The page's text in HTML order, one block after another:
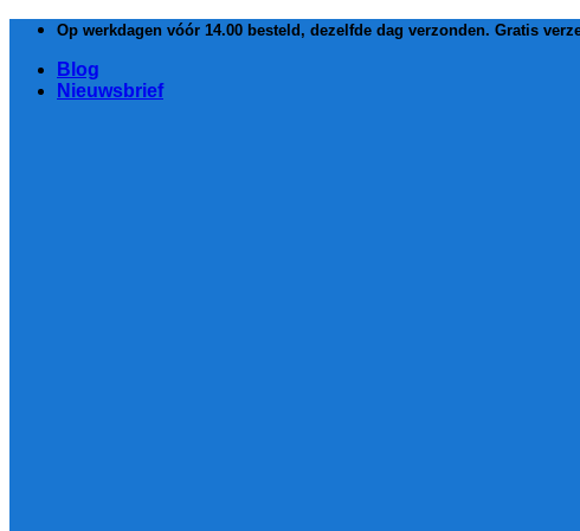
inhoud
Op werkdagen vóór 14.00 besteld, dezelfde dag verzonden. Gratis
Blog
Nieuwsbrief